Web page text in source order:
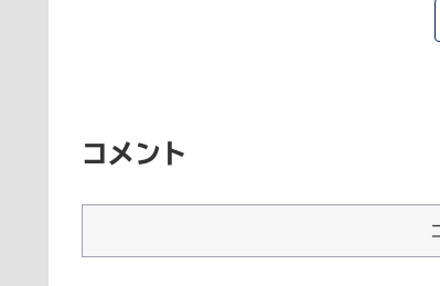
コメント